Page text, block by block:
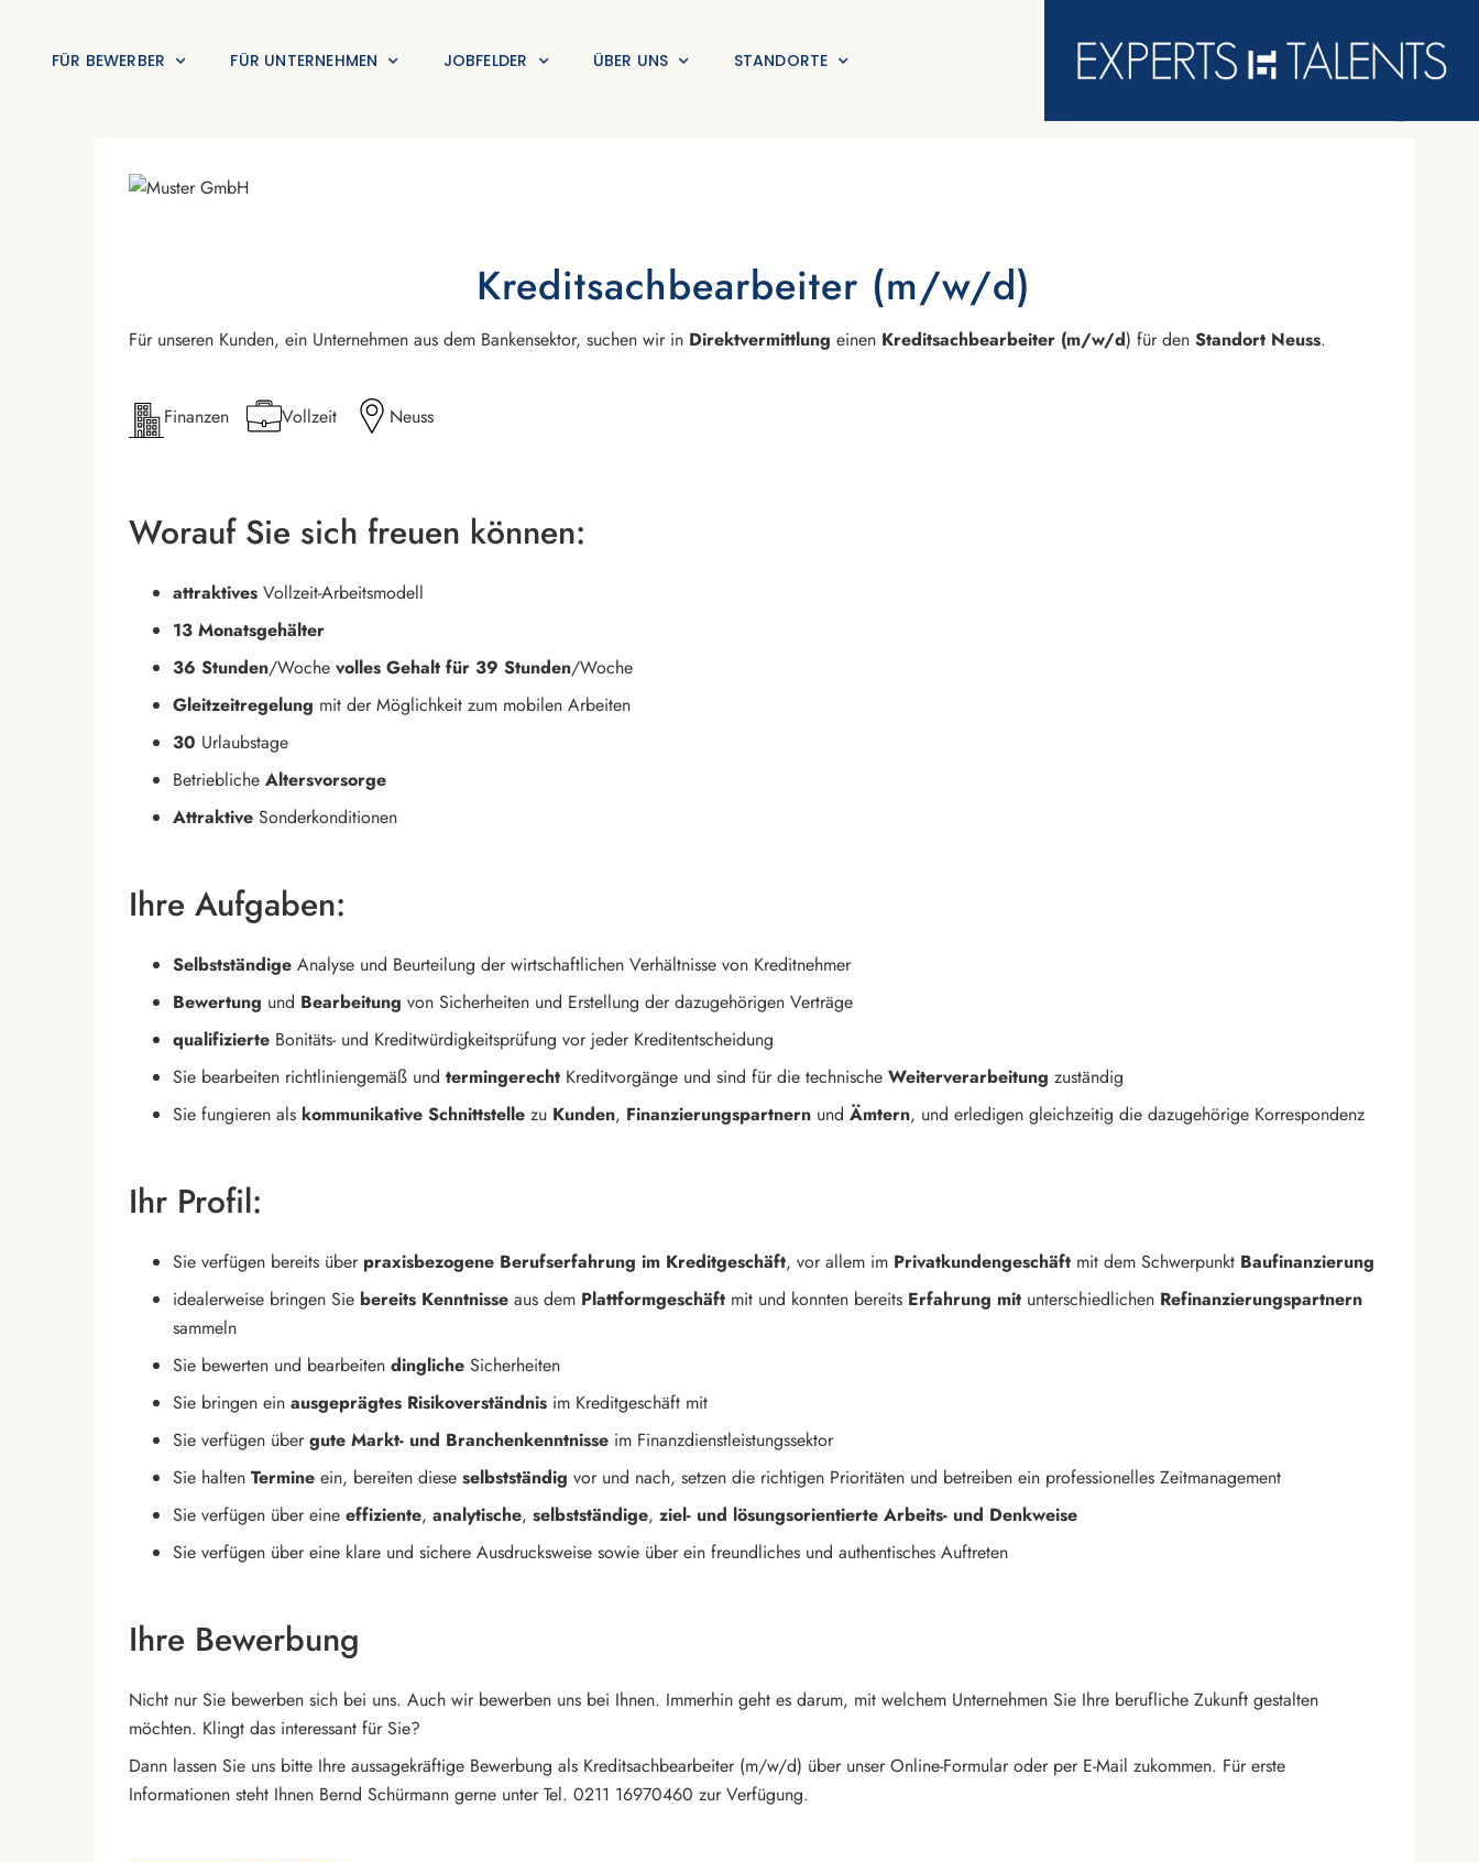
FÜR BEWERBER FÜR UNTERNEHMEN JOBFELDER ÜBER UNS STANDORTE
Kreditsachbearbeiter (m/w/d)
Finanzen Vollzeit Neuss
Für unseren Kunden, ein Unternehmen aus dem Bankensektor, suchen wir in Direktvermittlung einen Kreditsachbearbeiter (m/w/d) für denStandort Neuss.
Worauf Sie sich freuen können:
attraktives Vollzeit-Arbeitsmodell
13 Monatsgehälter
36 Stunden/Wochevolles Gehalt für 39 Stunden/Woche
Gleitzeitregelung mit der Möglichkeit zum mobilen Arbeiten
30 Urlaubstage
Betriebliche Altersvorsorge
AttraktiveSonderkonditionen
Ihre Aufgaben:
Selbstständige Analyse und Beurteilung der wirtschaftlichen Verhältnisse von Kreditnehmer
Bewertung und Bearbeitung von Sicherheiten und Erstellung der dazugehörigen Verträge
qualifizierte Bonitäts- und Kreditwürdigkeitsprüfung vor jeder Kreditentscheidung
Sie bearbeiten richtliniengemäß undtermingerecht Kreditvorgänge und sind für die technischeWeiterverarbeitung zuständig
Sie fungieren als kommunikative Schnittstelle zu Kunden, Finanzierungspartnern undÄmtern, und erledigen gleichzeitig die dazugehörige Korrespondenz
Ihr Profil:
Sie verfügen bereits über praxisbezogene Berufserfahrung im Kreditgeschäft, vor allem im Privatkundengeschäft mit dem Schwerpunkt Baufinanzierung
idealerweise bringen Sie bereits Kenntnisse aus dem Plattformgeschäft mit und konnten bereits Erfahrung mit unterschiedlichen Refinanzierungspartnern
sammeln
Sie bewerten und bearbeitendingliche Sicherheiten
Sie bringen einausgeprägtes Risikoverständnis im Kreditgeschäft mit
Sie verfügen übergute Markt- und Branchenkenntnisse im Finanzdienstleistungssektor
Sie haltenTermine ein, bereiten dieseselbstständig vor und nach, setzen die richtigen Prioritäten und betreiben ein professionelles Zeitmanagement
Sie verfügen über eine effiziente,analytische,selbstständige,ziel- und lösungsorientierte Arbeits- und Denkweise
Sie verfügen über eine klare und sichere Ausdrucksweise sowie über ein freundliches und authentisches Auftreten
Ihre Bewerbung
Nicht nur Sie bewerben sich bei uns. Auch wir bewerben uns bei Ihnen. Immerhin geht es darum, mit welchem Unternehmen Sie Ihre berufliche Zukunft gestalten
möchten. Klingt das interessant für Sie?
Dann lassen Sie uns bitte Ihre aussagekräftige Bewerbung als Kreditsachbearbeiter (m/w/d) über unser Online-Formular oder per E-Mail zukommen. Für erste
Informationen steht Ihnen Bernd Schürmann gerne unter Tel. 0211 16970460 zur Verfügung.